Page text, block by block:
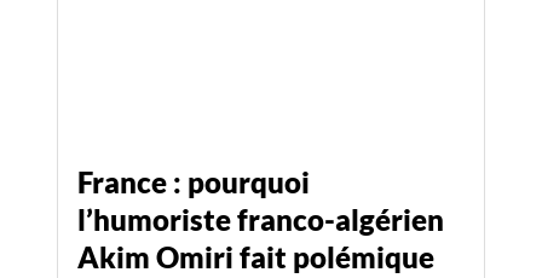
France : pourquoi
l’humoriste franco-algérien
Akim Omiri fait polémique